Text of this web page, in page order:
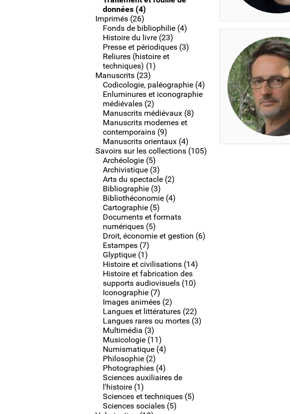
données (4)
Imprimés (26)
Fonds de bibliophilie (4)
Histoire du livre (23)
Presse et périodiques (3)
Reliures (histoire et
techniques) (1)
Manuscrits (23)
Codicologie, paléographie (4)
Enluminures et iconographie
médiévales (2)
Manuscrits médiévaux (8)
Manuscrits modernes et
contemporains (9)
Manuscrits orientaux (4)
Savoirs sur les collections (105)
Archéologie (5)
Archivistique (3)
Arts du spectacle (2)
Bibliographie (3)
Bibliothéconomie (4)
Cartographie (5)
Documents et formats
numériques (5)
Droit, économie et gestion (6)
Estampes (7)
Glyptique (1)
Histoire et civilisations (14)
Histoire et fabrication des
supports audiovisuels (10)
Iconographie (7)
Images animées (2)
Langues et littératures (22)
Langues rares ou mortes (3)
Multimédia (3)
Musicologie (11)
Numismatique (4)
Philosophie (2)
Photographies (4)
Sciences auxiliaires de
l'histoire (1)
Sciences et techniques (5)
Sciences sociales (5)